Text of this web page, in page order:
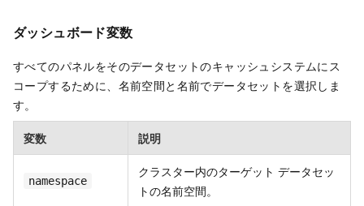
ダッシュボード変数
すべてのパネルをそのデータセットのキャッシュシステムにス
コープするために、名前空間と名前でデータセットを選択しま
す。
変数 説明
namespace
クラスター内のターゲット データセッ
トの名前空間。